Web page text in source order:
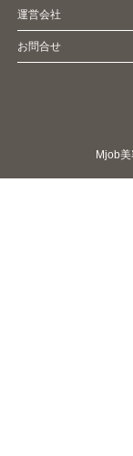
運営会社
お問合せ
Mjob